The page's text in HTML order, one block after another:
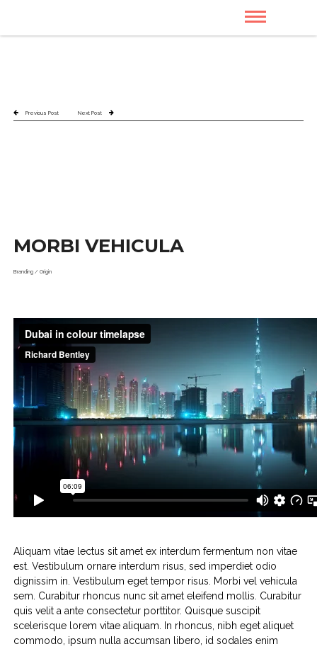
Previous Post Next Post
MORBI VEHICULA
Branding / Origin
Aliquam vitae lectus sit amet ex interdum fermentum non vitae
est. Vestibulum ornare interdum risus, sed imperdiet odio
dignissim in. Vestibulum eget tempor risus. Morbi vel vehicula
sem. Curabitur rhoncus nunc sit amet eleifend mollis. Curabitur
quis velit a ante consectetur porttitor. Quisque suscipit
scelerisque lorem vitae aliquam. In rhoncus, nibh eget aliquet
commodo, ipsum nulla accumsan libero, id sodales enim